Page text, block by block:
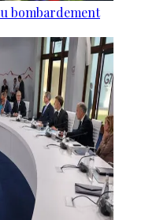
bombardement